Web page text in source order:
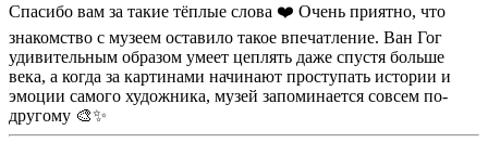
Спасибо вам за такие тёплые слова ❤️ Очень приятно, что
знакомство с музеем оставило такое впечатление. Ван Гог
удивительным образом умеет цеплять даже спустя больше
века, а когда за картинами начинают проступать истории и
эмоции самого художника, музей запоминается совсем по-
другому 🎨✨